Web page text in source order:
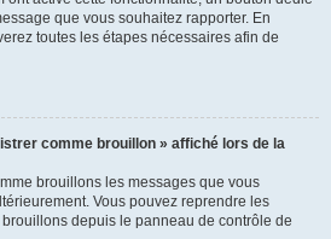
que vous souhaitez rapporter. En
toutes les étapes nécessaires afin de
comme brouillon » affiché lors de la
brouillons les messages que vous
Vous pouvez reprendre les
depuis le panneau de contrôle de